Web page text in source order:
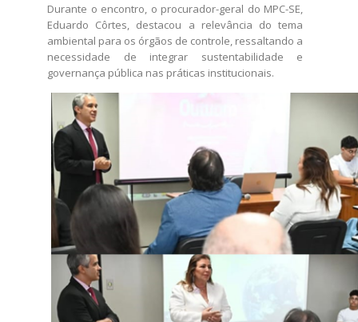
Durante o encontro, o procurador-geral do MPC-SE,
Eduardo Côrtes, destacou a relevância do tema
ambiental para os órgãos de controle, ressaltando a
necessidade de integrar sustentabilidade e
governança pública nas práticas institucionais.